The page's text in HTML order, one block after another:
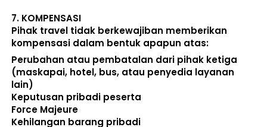
7. KOMPENSASI
Pihak travel tidak berkewajiban memberikan
kompensasi dalam bentuk apapun atas:
Perubahan atau pembatalan dari pihak ketiga
(maskapai, hotel, bus, atau penyedia layanan
lain)
Keputusan pribadi peserta
Force Majeure
Kehilangan barang pribadi